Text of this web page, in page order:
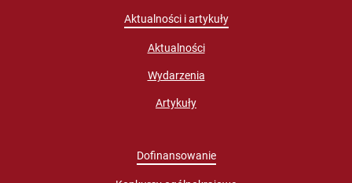
Aktualności i artykuły
Aktualności
Wydarzenia
Artykuły
Dofinansowanie